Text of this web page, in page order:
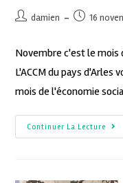
damien 16
Novembre c'est le mois
L'ACCM du pays d'Arles
mois de l'économie
Continuer La Lecture